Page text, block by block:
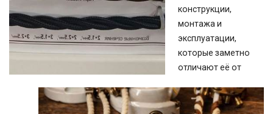
конструкции,
монтажа и
эксплуатации,
которые заметно
отличают её от